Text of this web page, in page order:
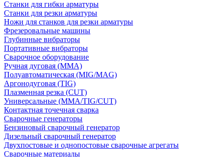
Станки для гибки арматуры
Станки для резки арматуры
Ножи для станков для резки арматуры
Фрезеровальные машины
Глубинные вибраторы
Портативные вибраторы
Сварочное оборудование
Ручная дуговая (MMA)
Полуавтоматическая (MIG/MAG)
Аргонодуговая (TIG)
Плазменная резка (CUT)
Универсальные (MMA/TIG/CUT)
Контактная точечная сварка
Сварочные генераторы
Бензиновый сварочный генератор
Дизельный сварочный генератор
Двухпостовые и однопостовые сварочные агрегаты
Сварочные материалы